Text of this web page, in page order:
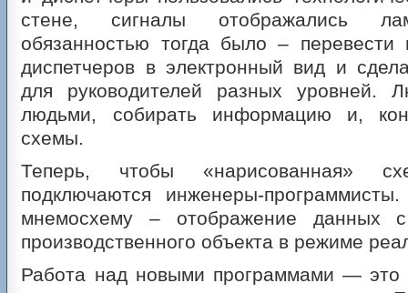
стене, сигналы отображались
обязанностью тогда было – перевести
диспетчеров в электронный вид и
для руководителей разных уровней.
людьми, собирать информацию и,
схемы.
Теперь, чтобы «нарисованная»
подключаются инженеры-
мнемосхему – отображение данных
производственного объекта в режиме
Работа над новыми программами — это